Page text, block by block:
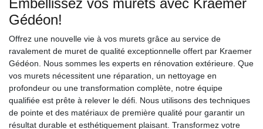
Embellissez vos murets avec Kraemer
Gédéon!
Offrez une nouvelle vie à vos murets grâce au service de
ravalement de muret de qualité exceptionnelle offert par Kraemer
Gédéon. Nous sommes les experts en rénovation extérieure. Que
vos murets nécessitent une réparation, un nettoyage en
profondeur ou une transformation complète, notre équipe
qualifiée est prête à relever le défi. Nous utilisons des techniques
de pointe et des matériaux de première qualité pour garantir un
résultat durable et esthétiquement plaisant. Transformez votre